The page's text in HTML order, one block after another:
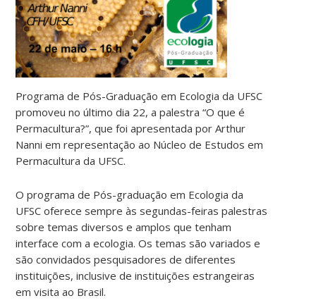
Programa de Pós-Graduação em Ecologia da UFSC
promoveu no último dia 22, a palestra “O que é
Permacultura?”, que foi apresentada por Arthur
Nanni em representação ao Núcleo de Estudos em
Permacultura da UFSC.
O programa de Pós-graduação em Ecologia da
UFSC oferece sempre às segundas-feiras palestras
sobre temas diversos e amplos que tenham
interface com a ecologia. Os temas são variados e
são convidados pesquisadores de diferentes
instituições, inclusive de instituições estrangeiras
em visita ao Brasil.